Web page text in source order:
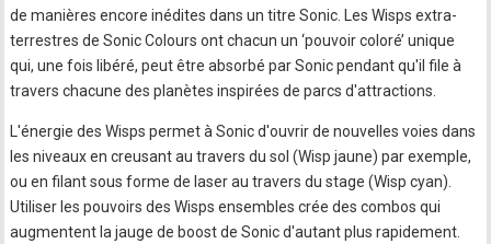
de manières encore inédites dans un titre Sonic. Les Wisps extra-
terrestres de Sonic Colours ont chacun un ‘pouvoir coloré’ unique
qui, une fois libéré, peut être absorbé par Sonic pendant qu'il file à
travers chacune des planètes inspirées de parcs d'attractions.
L'énergie des Wisps permet à Sonic d'ouvrir de nouvelles voies dans
les niveaux en creusant au travers du sol (Wisp jaune) par exemple,
ou en filant sous forme de laser au travers du stage (Wisp cyan).
Utiliser les pouvoirs des Wisps ensembles crée des combos qui
augmentent la jauge de boost de Sonic d'autant plus rapidement.